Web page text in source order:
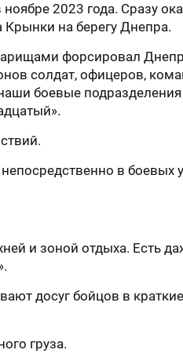
2023 года. Сразу
Крынки на берегу Днепра.
форсировал
солдат, офицеров,
боевые
в боевых
и зоной отдыха. Есть
досуг бойцов в
груза.